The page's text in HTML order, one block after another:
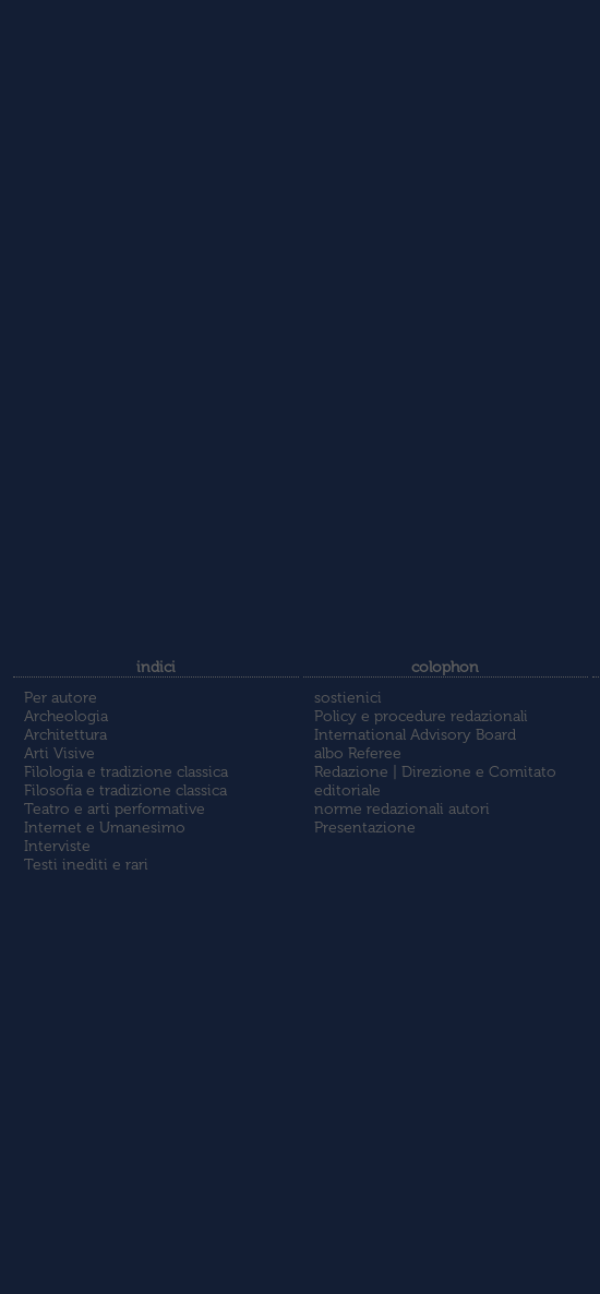
indici
Per autore
Archeologia
Architettura
Arti Visive
Filologia e tradizione classica
Filosofia e tradizione classica
Teatro e arti performative
Internet e Umanesimo
Interviste
Testi inediti e rari
colophon
sostienici
Policy e procedure redazionali
International Advisory Board
albo Referee
Redazione | Direzione e Comitato
editoriale
norme redazionali autori
Presentazione